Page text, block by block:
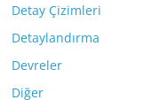
Detay Çizimleri
Detaylandırma
Devreler
Diğer